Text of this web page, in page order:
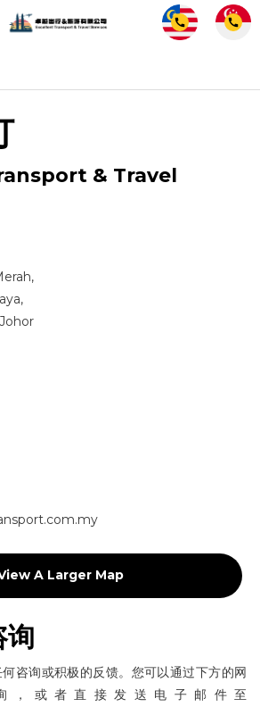
call call
& Travel
A Larger Map
询
咨询或积极的反馈。您可以通过下方的网
，或者直接发送电子邮件至